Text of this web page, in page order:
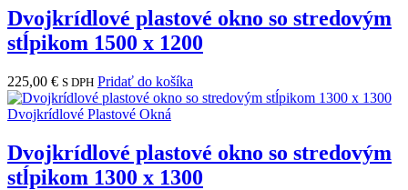
Dvojkrídlové plastové okno so stredovým
stĺpikom 1500 x 1200
225,00 € S DPH Pridať do košíka
Dvojkrídlové Plastové Okná
Dvojkrídlové plastové okno so stredovým
stĺpikom 1300 x 1300